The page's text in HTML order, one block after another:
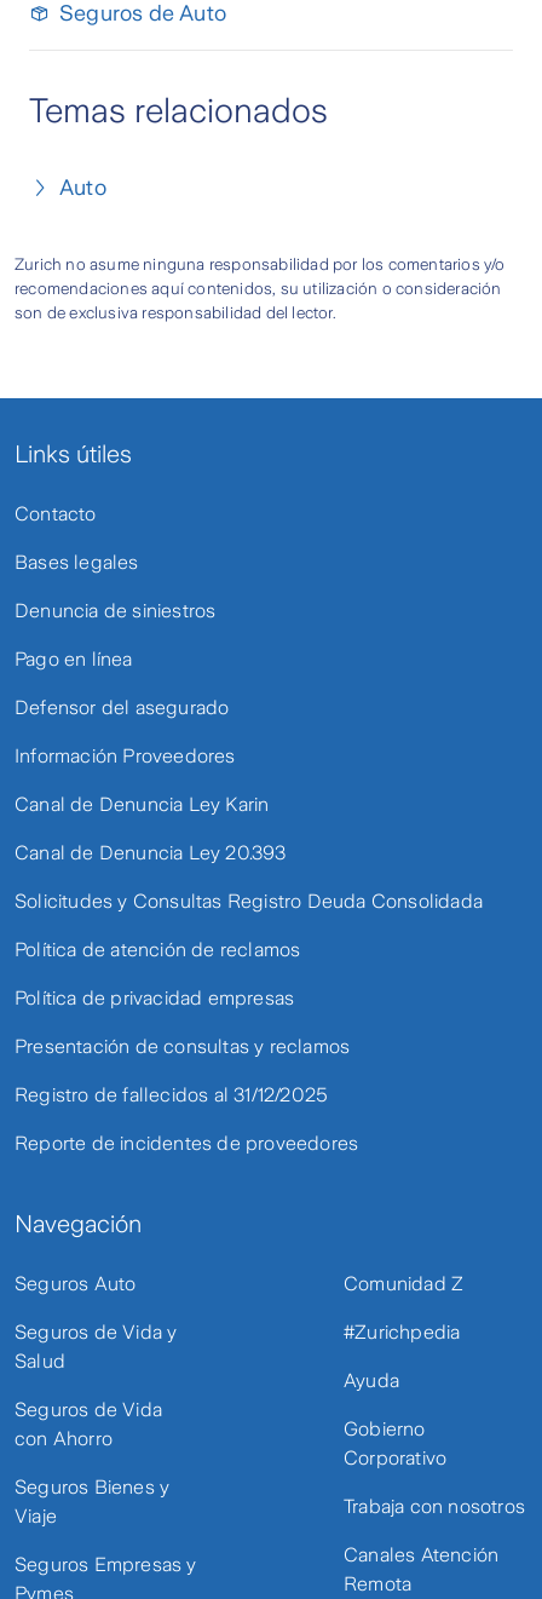
Seguros de Auto
Temas relacionados
Auto
Zurich no asume ninguna responsabilidad por los comentarios y/o
recomendaciones aquí contenidos, su utilización o consideración
son de exclusiva responsabilidad del lector.
Links útiles
Contacto
Bases legales
Denuncia de siniestros
Pago en línea
Defensor del asegurado
Información Proveedores
Canal de Denuncia Ley Karin
Canal de Denuncia Ley 20.393
Solicitudes y Consultas Registro Deuda Consolidada
Política de atención de reclamos
Política de privacidad empresas
Presentación de consultas y reclamos
Registro de fallecidos al 31/12/2025
Reporte de incidentes de proveedores
Navegación
Seguros Auto
Seguros de Vida y
Salud
Seguros de Vida
con Ahorro
Seguros Bienes y
Viaje
Seguros Empresas y
Pymes
Comunidad Z
#Zurichpedia
Ayuda
Gobierno
Corporativo
Trabaja con nosotros
Canales Atención
Remota